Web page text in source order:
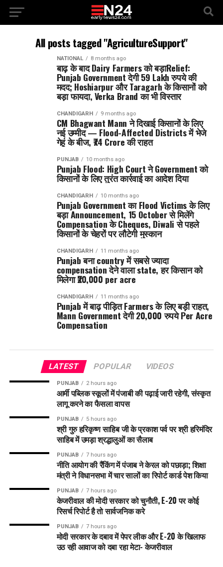
All posts tagged "AgricultureSupport"
NATIONAL 8 months ago
बाढ़ के बाद Dairy Farmers को बड़ाRelief:
Punjab Government देगी 59 Lakh रुपये की
मदद; Hoshiarpur और Taragarh के किसानों को
बड़ा फायदा, Verka Brand का भी विस्तार
CHANDIGARH 9 months ago
CM Bhagwant Mann ने दिखाई किसानों के लिए
नई उम्मीद — Flood-Affected Districts में भेजे
गेहूं के बीज, ₹74 Crore की राहत
PUNJAB 10 months ago
Punjab Flood: High Court ने Government को
किसानों के लिए तुरंत कार्रवाई का आदेश दिया
CHANDIGARH 10 months ago
Punjab Government का Flood Victims के लिए
बड़ा Announcement, 15 October से मिलेंगे
Compensation के Cheques, Diwali से पहले
किसानों के चेहरों पर लौटेगी मुस्कान
CHANDIGARH 11 months ago
Punjab बना country में सबसे ज्यादा
compensation देने वाला state, हर किसान को
मिलेगा ₹20,000 per acre
CHANDIGARH 11 months ago
Punjab में बाढ़ पीड़ित Farmers के लिए बड़ी राहत,
Mann Government देगी 20,000 रुपये Per Acre
Compensation
LATEST POPULAR VIDEOS
PUNJAB 2 hours ago
आर्मी पब्लिक स्कूलों में पंजाबी की पढ़ाई जारी रहेगी, संस्कृत
लागू करने का फैसला वापस
PUNJAB 5 hours ago
श्री गुरु हरिकृष्ण साहिब जी के प्रकाश पर्व पर श्री हरिमंदिर
साहिब में उमड़ा श्रद्धालुओं का सैलाब
PUNJAB 7 hours ago
नीति आयोग की रैंकिंग में पंजाब ने केरल को पछाड़ा; शिक्षा
मंत्री ने विधानसभा में चार सालों का रिपोर्ट कार्ड पेश किया
PUNJAB 7 hours ago
केजरीवाल की मोदी सरकार को चुनौती, E-20 पर कोई
रिसर्च रिपोर्ट है तो सार्वजनिक करे
PUNJAB 7 hours ago
मोदी सरकार के दबाव में पेपर लीक और E-20 के खिलाफ
उठ रही आवाज को दबा रहा मेटा- केजरीवाल